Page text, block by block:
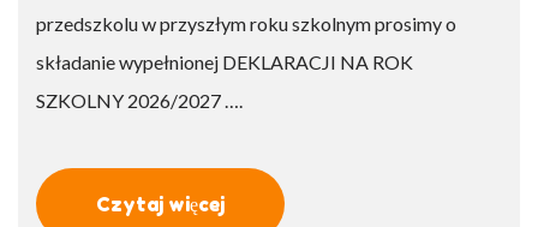
przedszkolu w przyszłym roku szkolnym prosimy o
składanie wypełnionej DEKLARACJI NA ROK
SZKOLNY 2026/2027 ….
Czytaj więcej